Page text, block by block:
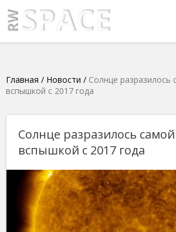
Главная / Новости / Солнце
вспышкой с 2017 года
Солнце разразилось
вспышкой с 2017 года